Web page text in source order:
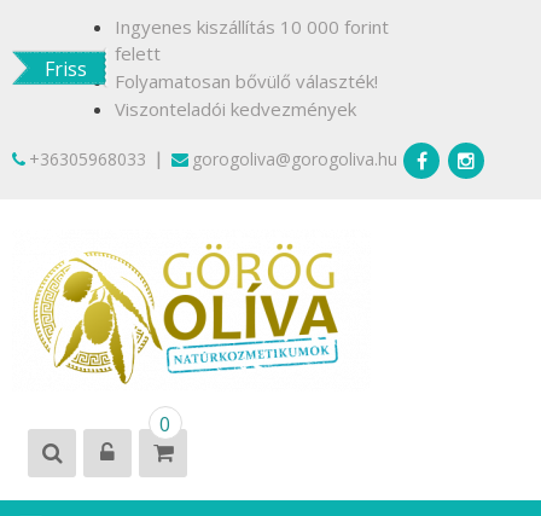
contentFriss
Ingyenes kiszállítás 10 000 forint
felett
Folyamatosan bővülő választék!
Viszonteladói kedvezmények
+36305968033 | gorogoliva@gorogoliva.hu
0